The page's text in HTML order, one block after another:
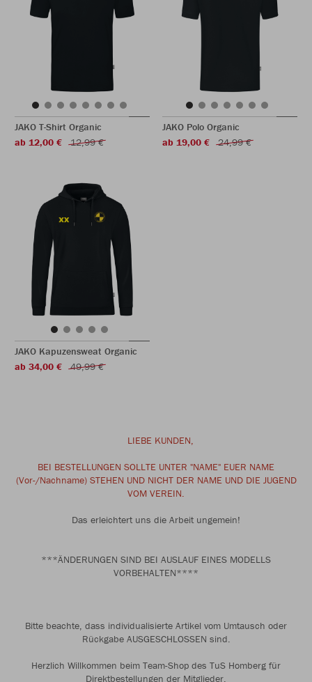
JAKO T-Shirt Organic
ab 12,00 €
12,99 €
JAKO Polo Organic
ab 19,00 €
24,99 €
JAKO Kapuzensweat Organic
ab 34,00 €
49,99 €
LIEBE KUNDEN,
BEI BESTELLUNGEN SOLLTE UNTER "NAME" EUER NAME
(Vor-/Nachname) STEHEN UND NICHT DER NAME UND DIE JUGEND
VOM VEREIN.
Das erleichtert uns die Arbeit ungemein!
***ÄNDERUNGEN SIND BEI AUSLAUF EINES MODELLS
VORBEHALTEN****
Bitte beachte, dass individualisierte Artikel vom Umtausch oder
Rückgabe AUSGESCHLOSSEN sind.
Herzlich Willkommen beim Team-Shop des TuS Homberg für
Direktbestellungen der Mitglieder.